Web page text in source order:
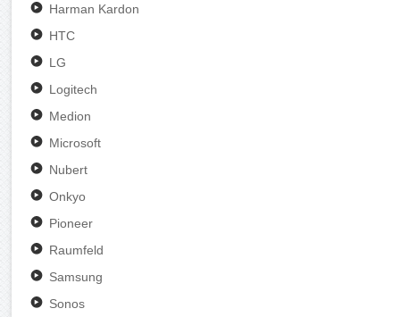
Harman Kardon
HTC
LG
Logitech
Medion
Microsoft
Nubert
Onkyo
Pioneer
Raumfeld
Samsung
Sonos